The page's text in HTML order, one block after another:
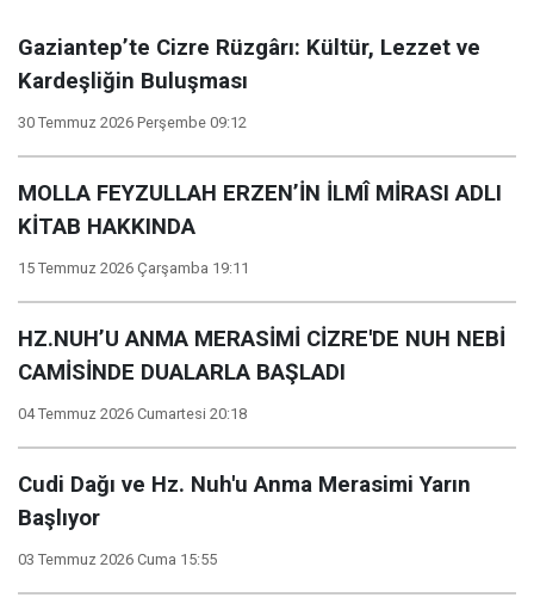
Gaziantep’te Cizre Rüzgârı: Kültür, Lezzet ve
Kardeşliğin Buluşması
30 Temmuz 2026 Perşembe 09:12
MOLLA FEYZULLAH ERZEN’İN İLMÎ MİRASI ADLI
KİTAB HAKKINDA
15 Temmuz 2026 Çarşamba 19:11
HZ.NUH’U ANMA MERASİMİ CİZRE'DE NUH NEBİ
CAMİSİNDE DUALARLA BAŞLADI
04 Temmuz 2026 Cumartesi 20:18
Cudi Dağı ve Hz. Nuh'u Anma Merasimi Yarın
Başlıyor
03 Temmuz 2026 Cuma 15:55